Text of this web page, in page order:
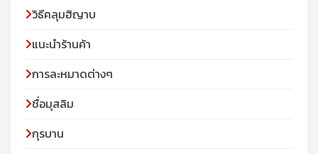
วิธีคลุมฮิญาบ
แนะนำร้านค้า
การละหมาดต่างๆ
ชื่อมุสลิม
กุรบาน